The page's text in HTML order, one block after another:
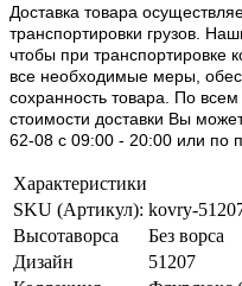
Доставка товара
транспортировки грузов.
чтобы при транспортировке
все необходимые меры,
сохранность товара. По
стоимости доставки Вы
62-08 c 09:00 - 20:00 или по
Характеристики
SKU (Артикул): kovry-
Высотаворса
Без ворса
Дизайн
51207